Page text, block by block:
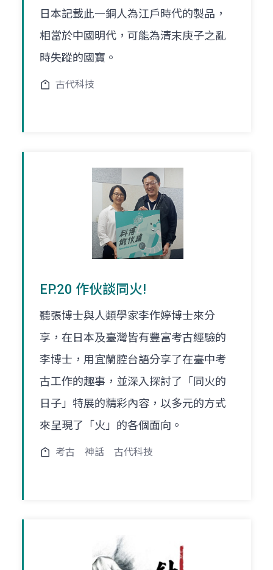
日本記載此一銅人為江戶時代的製品，
相當於中國明代，可能為清末庚子之亂
時失蹤的國寶。
古代科技
EP.20 作伙談同火!
聽張博士與人類學家李作婷博士來分
享，在日本及臺灣皆有豐富考古經驗的
李博士，用宜蘭腔台語分享了在臺中考
古工作的趣事，並深入探討了「同火的
日子」特展的精彩內容，以多元的方式
來呈現了「火」的各個面向。
考古 神話 古代科技